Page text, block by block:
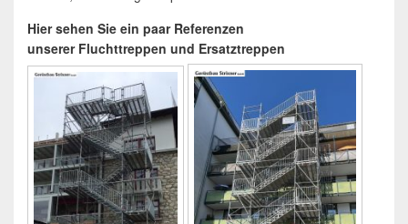
Hier sehen Sie ein paar Referenzen
unserer Fluchttreppen und Ersatztreppen